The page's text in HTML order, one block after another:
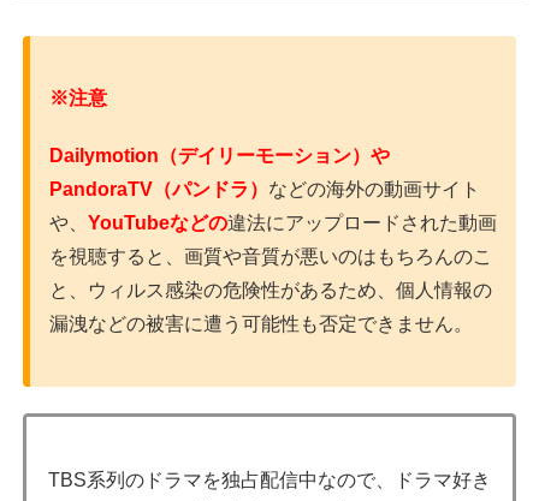
※注意
Dailymotion（デイリーモーション）や
PandoraTV（パンドラ） などの海外の動画サイト
や、 YouTubeなどの違法にアップロードされた動画
を視聴すると、画質や音質が悪いのはもちろんのこ
と、ウィルス感染の危険性があるため、個人情報の
漏洩などの被害に遭う可能性も否定できません。
TBS系列のドラマを独占配信中なので、ドラマ好き